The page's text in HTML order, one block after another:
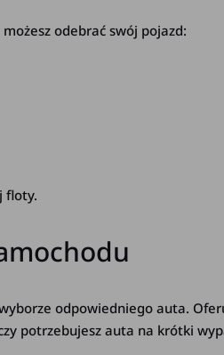
odebrać swój pojazd:
floty.
odpowiedniego auta.
potrzebujesz auta na krótki